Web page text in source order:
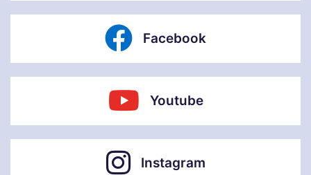
Facebook
Youtube
Instagram